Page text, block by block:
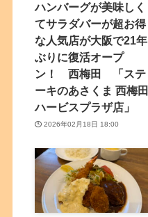
ハンバーグが美味しく
てサラダバーが超お得
な人気店が大阪で21年
ぶりに復活オープ
ン！ 西梅田 「ステ
ーキのあさくま 西梅田
ハービスプラザ店」
2026年02月18日 18:00